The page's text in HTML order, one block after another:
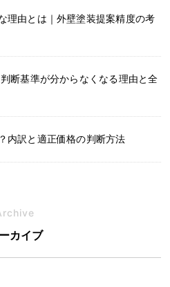
理由とは｜外壁塗装提案精度の考
断基準が分からなくなる理由と全
内訳と適正価格の判断方法
カイブ